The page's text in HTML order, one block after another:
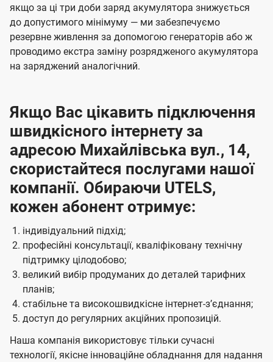
якщо за ці три доби заряд акумулятора знижується
до допустимого мінімуму — ми забезпечуємо
резервне живлення за допомогою генераторів або ж
проводимо екстра заміну розрядженого акумулятора
на заряджений аналогічний.
Якщо Вас цікавить підключення
швидкісного інтернету за
адресою Михайлівська вул., 14,
скористайтеся послугами нашої
компанії. Обираючи UTELS,
кожен абонент отримує:
індивідуальний підхід;
професійні консультації, кваліфіковану технічну
підтримку цілодобово;
великий вибір продуманих до деталей тарифних
планів;
стабільне та високошвидкісне інтернет-зʼєднання;
доступ до регулярних акційних пропозицій.
Наша компанія використовує тільки сучасні
технології, якісне інноваційне обладнання для надання